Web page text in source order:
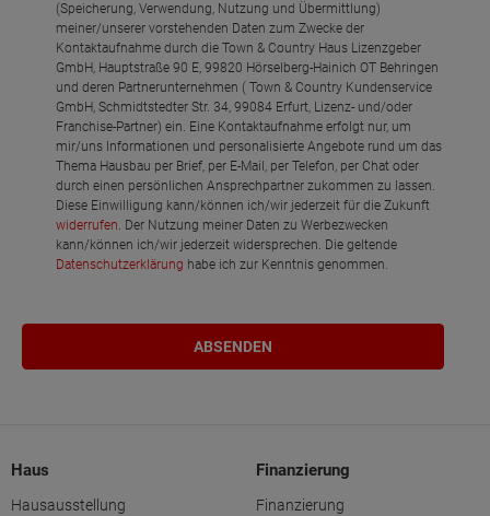
(Speicherung, Verwendung, Nutzung und Übermittlung)
meiner/unserer vorstehenden Daten zum Zwecke der
Kontaktaufnahme durch die Town & Country Haus Lizenzgeber
GmbH, Hauptstraße 90 E, 99820 Hörselberg-Hainich OT Behringen
und deren Partnerunternehmen ( Town & Country Kundenservice
GmbH, Schmidtstedter Str. 34, 99084 Erfurt, Lizenz- und/oder
Franchise-Partner) ein. Eine Kontaktaufnahme erfolgt nur, um
mir/uns Informationen und personalisierte Angebote rund um das
Thema Hausbau per Brief, per E-Mail, per Telefon, per Chat oder
durch einen persönlichen Ansprechpartner zukommen zu lassen.
Diese Einwilligung kann/können ich/wir jederzeit für die Zukunft
widerrufen. Der Nutzung meiner Daten zu Werbezwecken
kann/können ich/wir jederzeit widersprechen. Die geltende
Datenschutzerklärung habe ich zur Kenntnis genommen.
Haus
Hausausstellung
Finanzierung
Finanzierung